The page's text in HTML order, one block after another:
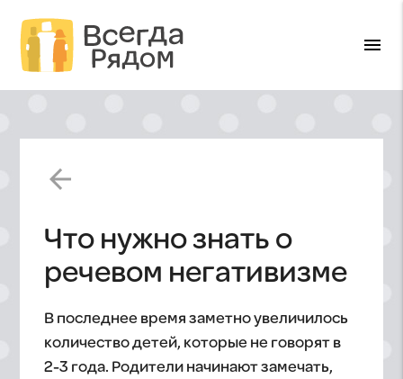
menu
arrow_back
Что нужно знать о
речевом негативизме
В последнее время заметно увеличилось
количество детей, которые не говорят в
2-3 года. Родители начинают замечать,